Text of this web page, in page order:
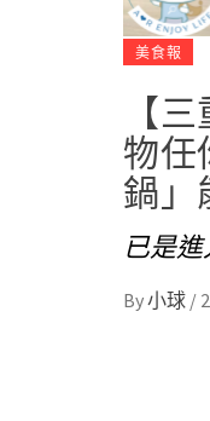
美食報
【
物
鍋」
已是
By小球 /